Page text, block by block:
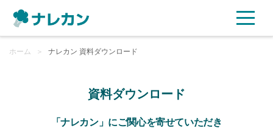
ご利用プラン
ご利用企業様の声
ホーム ＞ ナレカン 資料ダウンロード
資料ダウンロード
「ナレカン」にご関心を寄せていただき